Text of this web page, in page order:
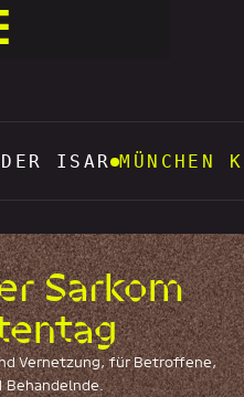
KLINIK
Sarkom
Vernetzung, für Betroffene,
Behandelnde.